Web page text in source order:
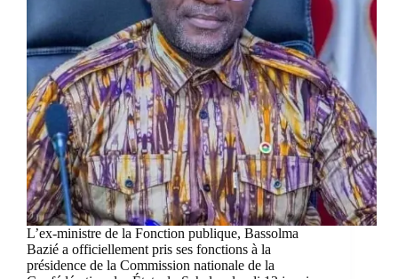
L’ex-ministre de la Fonction publique, Bassolma
Bazié a officiellement pris ses fonctions à la
présidence de la Commission nationale de la